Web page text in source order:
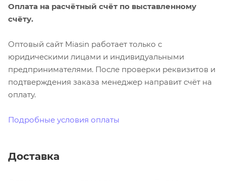
Оплата на расчётный счёт по выставленному
счёту.
Оптовый сайт Miasin работает только с
юридическими лицами и индивидуальными
предпринимателями. После проверки реквизитов и
подтверждения заказа менеджер направит счёт на
оплату.
Подробные условия оплаты
Доставка